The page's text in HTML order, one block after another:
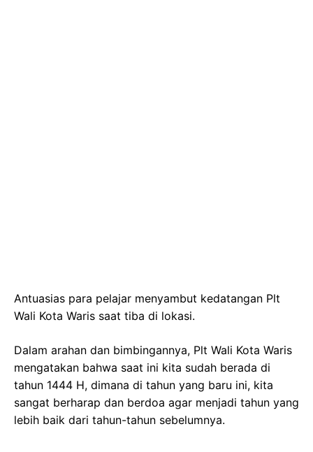
Antuasias para pelajar menyambut kedatangan Plt
Wali Kota Waris saat tiba di lokasi.
Dalam arahan dan bimbingannya, Plt Wali Kota Waris
mengatakan bahwa saat ini kita sudah berada di
tahun 1444 H, dimana di tahun yang baru ini, kita
sangat berharap dan berdoa agar menjadi tahun yang
lebih baik dari tahun-tahun sebelumnya.